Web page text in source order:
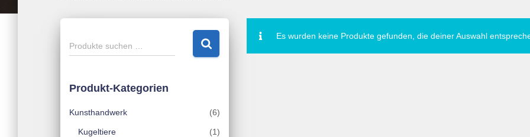
S
u
e
Produkte suchen …
Produkt-Kategorien
Kunsthandwerk (6)
Kugeltiere (1)
Es wurden keine Produkte gefunden, die deiner Auswahl